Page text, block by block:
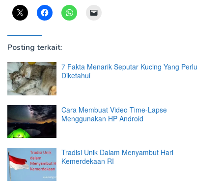
Posting terkait:
7 Fakta Menarik Seputar Kucing Yang Perlu
Diketahui
Cara Membuat Video Time-Lapse
Menggunakan HP Android
Tradisi Unik Dalam Menyambut Hari
Kemerdekaan RI